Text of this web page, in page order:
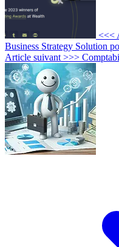
<<<
Business Strategy Solution
Article suivant >>>